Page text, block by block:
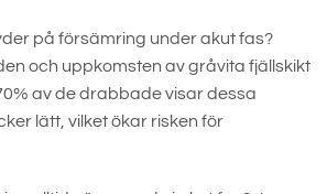
på försämring under akut fas?
och uppkomsten av gråvita fjällskikt
av de drabbade visar dessa
lätt, vilket ökar risken för